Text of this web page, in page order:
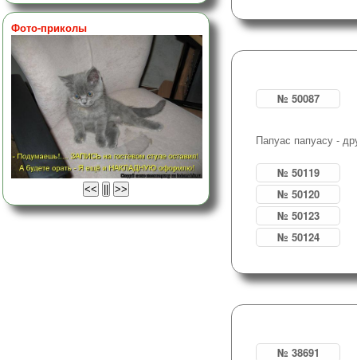
Фото-приколы
№ 50087
Папуас папуасу -
№ 50119
№ 50120
№ 50123
№ 50124
№ 38691